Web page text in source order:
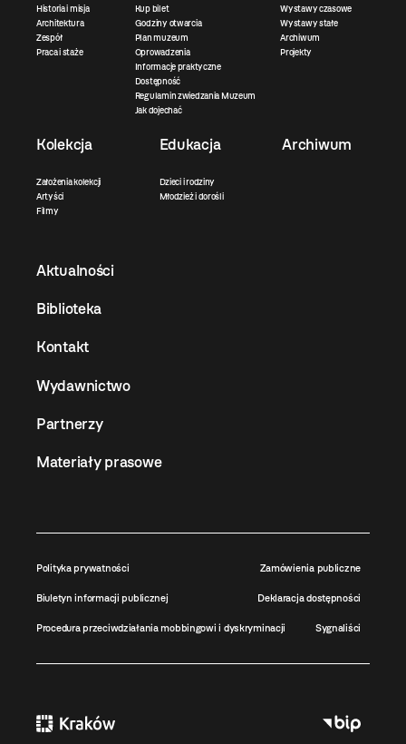
Historia i misja
Architektura
Zespół
Praca i staże
Kup bilet
Godziny otwarcia
Plan muzeum
Oprowadzenia
Informacje praktyczne
Dostępność
Regulamin zwiedzania Muzeum
Jak dojechać
Wystawy czasowe
Wystawy stałe
Archiwum
Projekty
Kolekcja
Założenia kolekcji
Artyści
Filmy
Edukacja
Dzieci i rodziny
Młodzież i dorośli
Archiwum
Aktualności
Biblioteka
Kontakt
Wydawnictwo
Partnerzy
Materiały prasowe
Polityka prywatności Zamówienia publiczne
Biuletyn informacji publicznej Deklaracja dostępności
Procedura przeciwdziałania mobbingowi i dyskryminacji Sygnaliści